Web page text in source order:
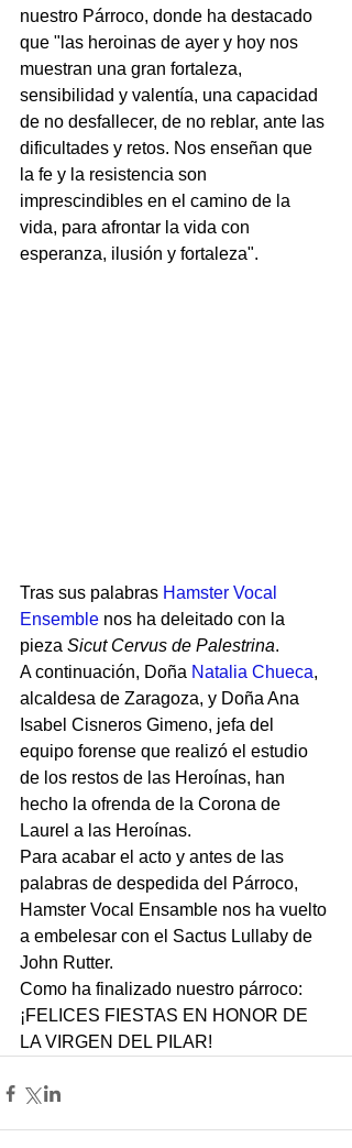
nuestro Párroco, donde ha destacado
que "las heroinas de ayer y hoy nos
muestran una gran fortaleza,
sensibilidad y valentía, una capacidad
de no desfallecer, de no reblar, ante las
dificultades y retos. Nos enseñan que
la fe y la resistencia son
imprescindibles en el camino de la
vida, para afrontar la vida con
esperanza, ilusión y fortaleza".
Tras sus palabras Hamster Vocal
Ensemble nos ha deleitado con la
pieza Sicut Cervus de Palestrina.
A continuación, Doña Natalia Chueca,
alcaldesa de Zaragoza, y Doña Ana
Isabel Cisneros Gimeno, jefa del
equipo forense que realizó el estudio
de los restos de las Heroínas, han
hecho la ofrenda de la Corona de
Laurel a las Heroínas.
Para acabar el acto y antes de las
palabras de despedida del Párroco,
Hamster Vocal Ensamble nos ha vuelto
a embelesar con el Sactus Lullaby de
John Rutter.
Como ha finalizado nuestro párroco:
¡FELICES FIESTAS EN HONOR DE
LA VIRGEN DEL PILAR!